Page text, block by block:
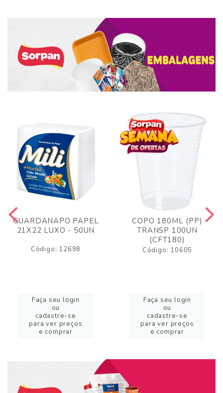
GUARDANAPO PAPEL
21X22 LUXO - 50UN
Código: 12698
Faça seu login
ou
cadastre-se
para ver preços
e comprar
COPO 180ML (PP)
TRANSP 100UN
(CFT180)
Código: 10605
Faça seu login
ou
cadastre-se
para ver preços
e comprar